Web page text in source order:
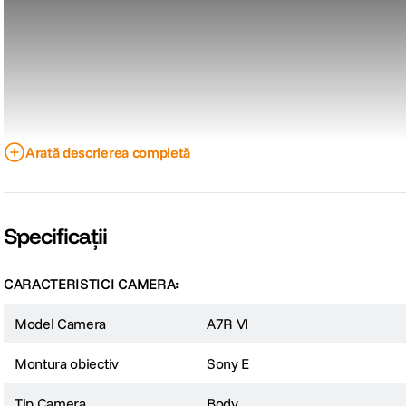
Arată descrierea completă
Specificații
CARACTERISTICI CAMERA:
Model Camera A7R VI
Montura obiectiv Sony E